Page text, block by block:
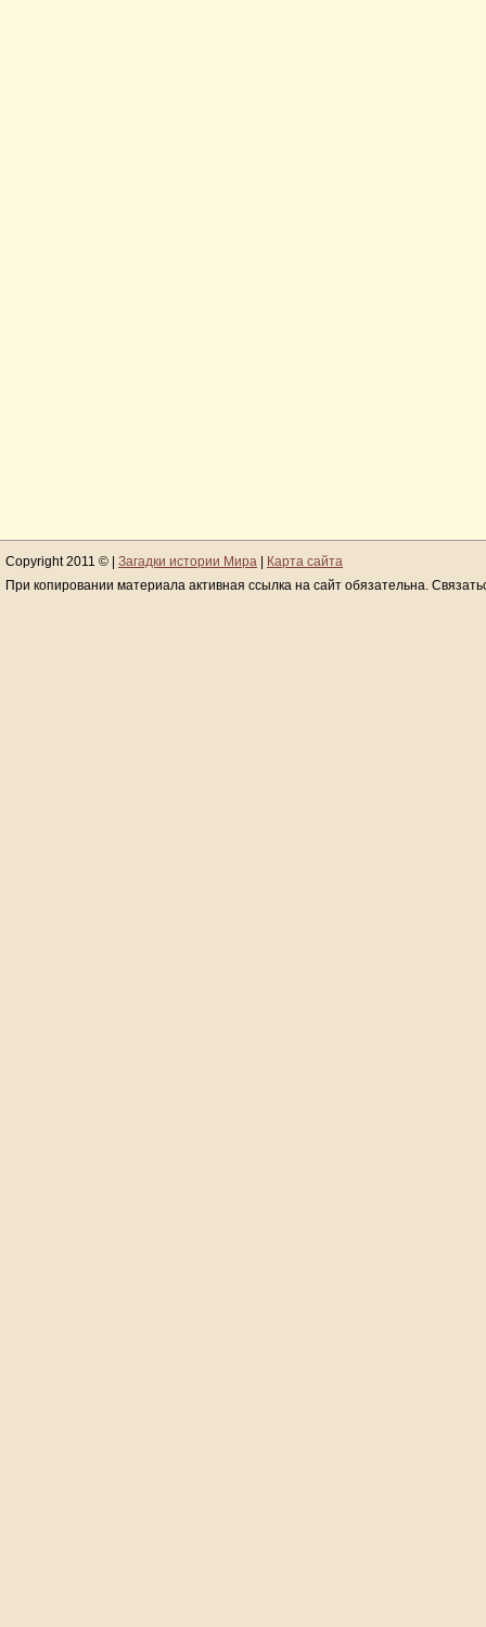
Copyright 2011 © | Загадки истории Мира
Карта сайта
При копировании материала активная ссылка на сайт обязательна.